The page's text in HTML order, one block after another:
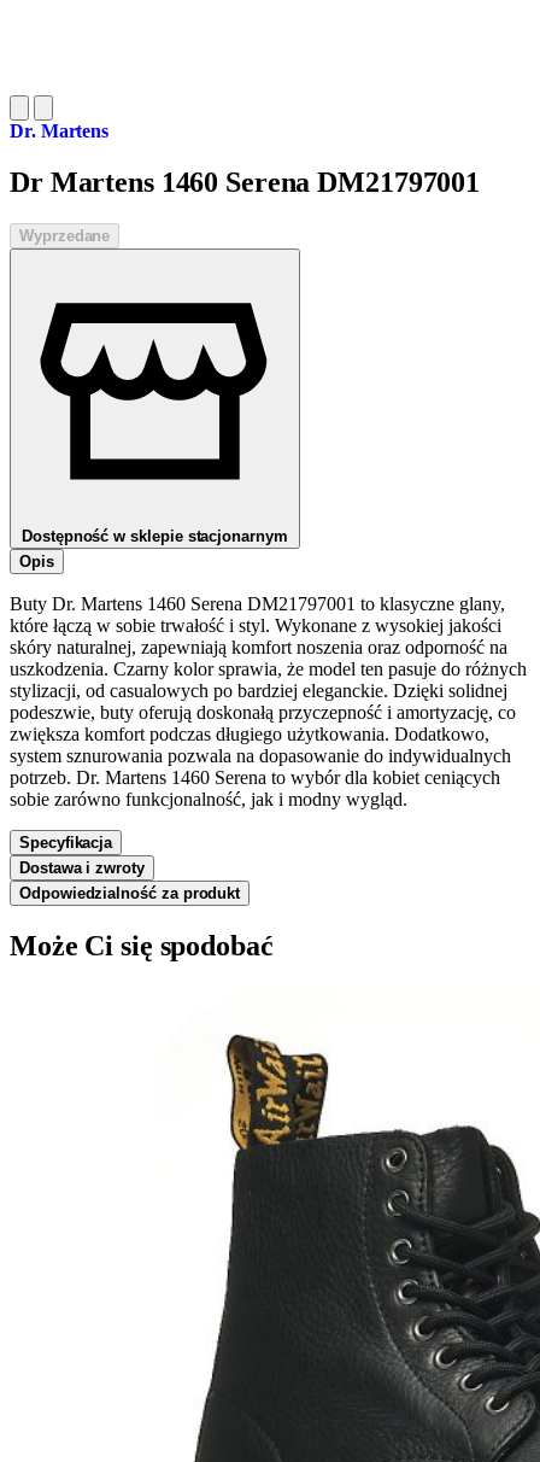
Dr. Martens
Dr Martens 1460 Serena DM21797001
Wyprzedane
Dostępność w sklepie stacjonarnym
Opis
Buty Dr. Martens 1460 Serena DM21797001 to klasyczne glany,
które łączą w sobie trwałość i styl. Wykonane z wysokiej jakości
skóry naturalnej, zapewniają komfort noszenia oraz odporność na
uszkodzenia. Czarny kolor sprawia, że model ten pasuje do różnych
stylizacji, od casualowych po bardziej eleganckie. Dzięki solidnej
podeszwie, buty oferują doskonałą przyczepność i amortyzację, co
zwiększa komfort podczas długiego użytkowania. Dodatkowo,
system sznurowania pozwala na dopasowanie do indywidualnych
potrzeb. Dr. Martens 1460 Serena to wybór dla kobiet ceniących
sobie zarówno funkcjonalność, jak i modny wygląd.
Specyfikacja
Dostawa i zwroty
Odpowiedzialność za produkt
Może Ci się spodobać